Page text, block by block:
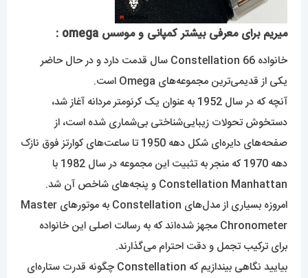
میریم برای معرفی بیشتر کمپانی و موسس omega :
خانواده Constellation 66 سال قدمت دارد و در حال حاضر
یکی از قدیمی‌ترین مجموعه‌های Omega است.
آنچه که در سال 1952 به عنوان یک کرنومتر مردانه آغاز شد،
دستخوش تحولات زیبایی‌شناختی بی‌شماری شده است، از
صفحه‌های دایره‌ای شکل دهه 1950 تا ساعت‌های کوارتز فوق نازک
دهه 1970 که منجر به تثبیت این مجموعه در سال 1982 با
Constellation Manhattan و پنجه‌های شاخص آن شد.
امروزه بسیاری از مدل‌های Constellation به موتورهای Master
Chronometer مجهز شده‌اند که به رسالت اصلی این خانواده
برای ترکیب تجمل و دقت احترام می‌گذارند.
بیایید نگاهی بیندازیم که Constellation چگونه قدرت ستاره‌ای